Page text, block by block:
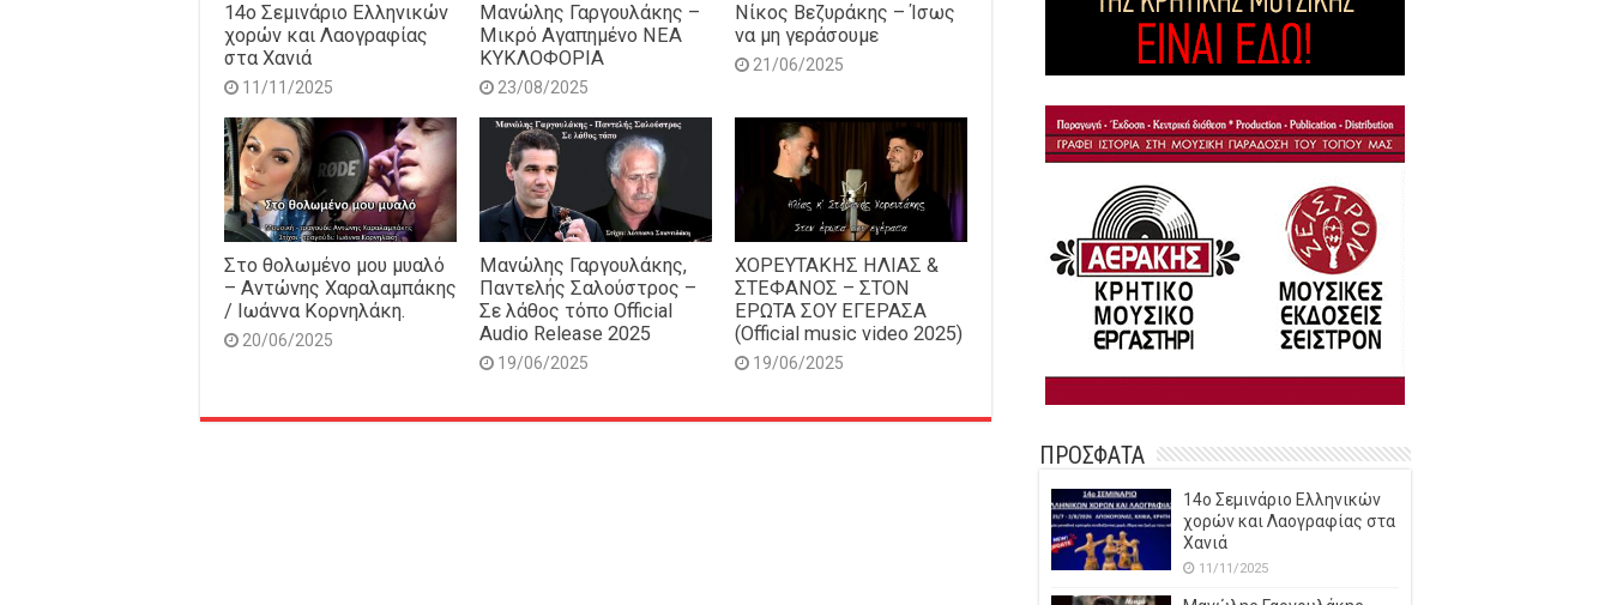
14o Σεμινάριο Ελληνικών
χορών και Λαογραφίας
στα Χανιά
11/11/2025
Μανώλης Γαργουλάκης –
Μικρό Αγαπημένο NEΑ
ΚΥΚΛΟΦΟΡΙΑ
23/08/2025
Νίκος Βεζυράκης – Ίσως
να μη γεράσουμε
21/06/2025
Στο θολωμένο μου μυαλό
– Αντώνης Χαραλαμπάκης
/ Ιωάννα Κορνηλάκη.
20/06/2025
Μανώλης Γαργουλάκης,
Παντελής Σαλούστρος –
Σε λάθος τόπο Official
Audio Release 2025
19/06/2025
ΧΟΡΕΥΤΑΚΗΣ ΗΛΙΑΣ &
ΣΤΕΦΑΝΟΣ – ΣΤΟΝ
ΕΡΩΤΑ ΣΟΥ ΕΓΕΡΑΣΑ
(Official music video 2025)
19/06/2025
ΠΡΟΣΦΑΤΑ
14o Σεμινάριο Ελληνικών
χορών και Λαογραφίας στα
Χανιά
11/11/2025